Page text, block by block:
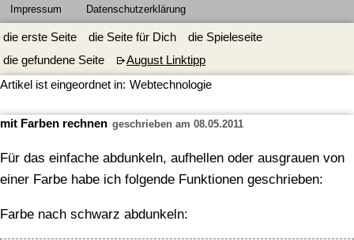
Impressum Datenschutzerklärung
die erste Seite die Seite für Dich
die Spieleseite
die gefundene Seite
August Linktipp
Artikel ist eingeordnet in: Webtechnologie
mit Farben rechnen geschrieben am 08.05.2011
Für das einfache abdunkeln, aufhellen oder ausgrauen von
einer Farbe habe ich folgende Funktionen geschrieben:
Farbe nach schwarz abdunkeln: